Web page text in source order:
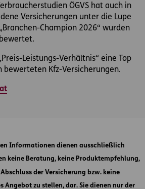
ÖGVS hat auch in
Versicherungen unter die Lupe
Champion 2026“ wurden
Leistungs-Verhältnis“ eine Top
bewerteten Kfz-Versicherungen.
Informationen dienen ausschließlich
keine Beratung, keine Produktempfehlung,
der Versicherung bzw. keine
Angebot zu stellen, dar. Sie dienen nur der